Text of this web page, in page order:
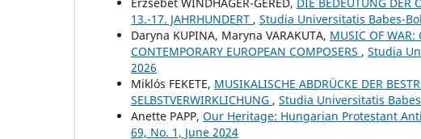
13.-17. JAHRHUNDERT , Studia Universitatis Babes-
Daryna KUPINA, Maryna VARAKUTA, MUSIC OF WAR:
CONTEMPORARY EUROPEAN COMPOSERS , Studia
2026
Miklós FEKETE, MUSIKALISCHE ABDRÜCKE DER
SELBSTVERWIRKLICHUNG , Studia Universitatis
Anette PAPP, Our Heritage: Hungarian Protestant
69, No. 1, June 2024